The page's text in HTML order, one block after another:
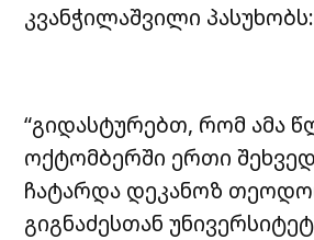
კვანჭილაშვილი პასუხობს:
“გიდასტურებთ, რომ ამა
ოქტომბერში ერთი
ჩატარდა დეკანოზ
გიგნაძესთან